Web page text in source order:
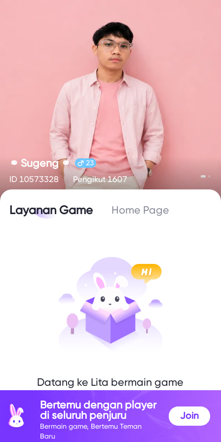
⚭ Sugeng ⚭ 23
ID 10573328 Pengikut 1607
Layanan Game Home Page
Datang ke Lita bermain game
denganku
Bertemu dengan player
di seluruh penjuru
Bermain game, Bertemu Teman
Baru
Join